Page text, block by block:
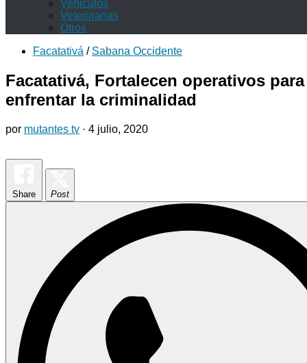
Vehiculos
Veterinarias
Otros
Facatativá / Sabana Occidente
Facatativá, Fortalecen operativos para
enfrentar la criminalidad
por mutantes tv · 4 julio, 2020
Share Post